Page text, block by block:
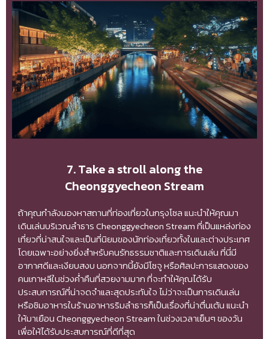
7. Take a stroll along the
Cheonggyecheon Stream
ถ้าคุณกำลังมองหาสถานที่ท่องเที่ยวในกรุงโซล แนะนำให้คุณมา
เดินเล่นบริเวณลำธาร Cheonggyecheon Stream ที่เป็นแหล่งท่อง
เที่ยวที่น่าสนใจและเป็นที่นิยมของนักท่องเที่ยวทั้งในและต่างประเทศ
โดยเฉพาะอย่างยิ่งสำหรับคนรักธรรมชาติและการเดินเล่น ที่นี่มี
อากาศดีและเงียบสงบ นอกจากนี้ยังมีโซจู หรือศิลปะการแสดงของ
คนเกาหลีในช่วงค่ำคืนที่สวยงามมาก ที่จะทำให้คุณได้รับ
ประสบการณ์ที่น่าจดจำและสุดประทับใจ ไม่ว่าจะเป็นการเดินเล่น
หรือชิมอาหารในร้านอาหารริมลำธารก็เป็นเรื่องที่น่าตื่นเต้น แนะนำ
ให้มาเยือน Cheonggyecheon Stream ในช่วงเวลาเย็นๆ ของวัน
เพื่อให้ได้รับประสบการณ์ที่ดีที่สุด